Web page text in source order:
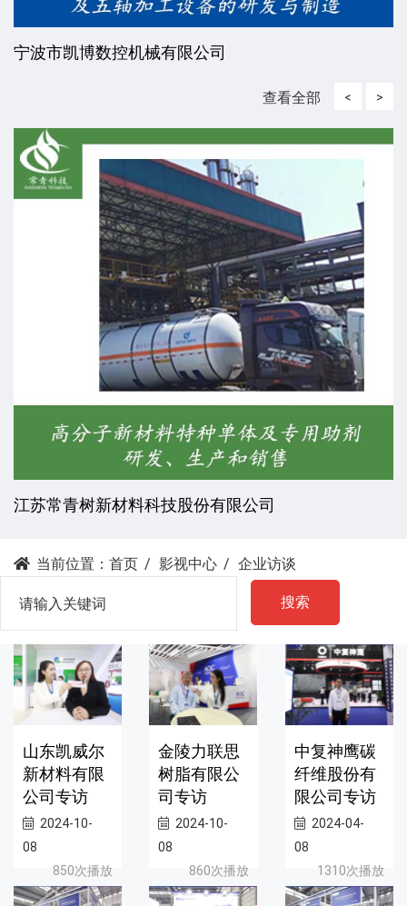
宁波市凯博数控机械有限公司
查看全部 <
江苏常青树新材料科技股份有限公司
>
当前位置： 首页 影视中心 企业访谈
搜索
山东凯威尔
新材料有限
公司专访
2024-10-
08
850次播放
金陵力联思
树脂有限公
司专访
2024-10-
08
860次播放
中复神鹰碳
纤维股份有
限公司专访
2024-04-
08
1310次播放